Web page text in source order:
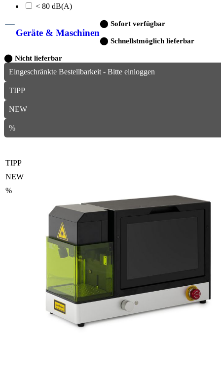
< 80 dB(A)
Geräte & Maschinen
⬤ Sofort verfügbar
⬤ Schnellstmöglich lieferbar
⬤ Nicht lieferbar
Eingeschränkte Bestellbarkeit - Bitte einloggen
TIPP
NEW
%
TIPP
NEW
%